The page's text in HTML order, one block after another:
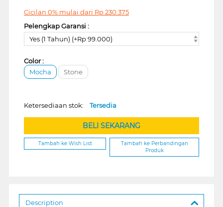
Cicilan 0% mulai dari Rp230.375
Pelengkap Garansi :
Yes (1 Tahun) (+Rp 99.000)
Color :
Mocha
Stone
Ketersediaan stok: Tersedia
BELI SEKARANG
Tambah ke Wish List
Tambah ke Perbandingan
Produk
Description